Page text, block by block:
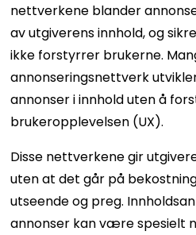
nettverkene blander
av utgiverens innhold, og
ikke forstyrrer brukerne.
annonseringsnettverk
annonser i innhold uten å
brukeropplevelsen (UX).
Disse nettverkene gir
uten at det går på
utseende og preg.
annonser kan være spesielt